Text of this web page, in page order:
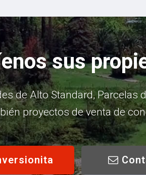
sus
de Alto Standard, Parcelas
proyectos de venta de